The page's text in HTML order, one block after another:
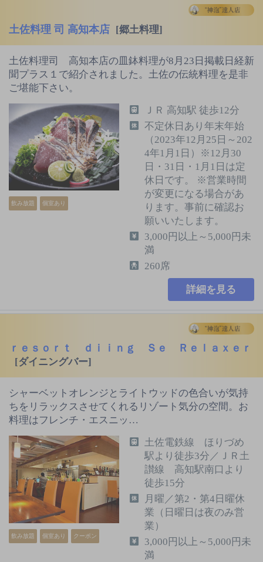
土佐料理 司 高知本店 [郷土料理]
土佐料理司 高知本店の皿鉢料理が8月23日掲載日経新
聞プラス１で紹介されました。土佐の伝統料理を是非
ご堪能下さい。
飲み放題 個室あり
ＪＲ 高知駅 徒歩12分
不定休日あり年末年始
（2023年12月25日～202
4年1月1日）※12月30
日・31日・1月1日は定
休日です。 ※営業時間
が変更になる場合があ
ります。事前に確認お
願いいたします。
3,000円以上～5,000円未
満
260席
詳細を見る
ｒｅｓｏｒｔ ｄｉｉｎｇ Ｓｅ Ｒｅｌａｘｅｒ
[ダイニングバー]
シャーベットオレンジとライトウッドの色合いが気持
ちをリラックスさせてくれるリゾート気分の空間。お
料理はフレンチ・エスニッ…
飲み放題 個室あり クーポン
土佐電鉄線 ほりづめ
駅より徒歩3分／ＪＲ土
讃線 高知駅南口より
徒歩15分
月曜／第2・第4日曜休
業（日曜日は夜のみ営
業）
3,000円以上～5,000円未
満